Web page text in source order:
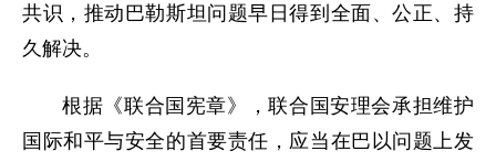
共识，推动巴勒斯坦问题早日得到全面、公正、持
久解决。
根据《联合国宪章》，联合国安理会承担维护
国际和平与安全的首要责任，应当在巴以问题上发